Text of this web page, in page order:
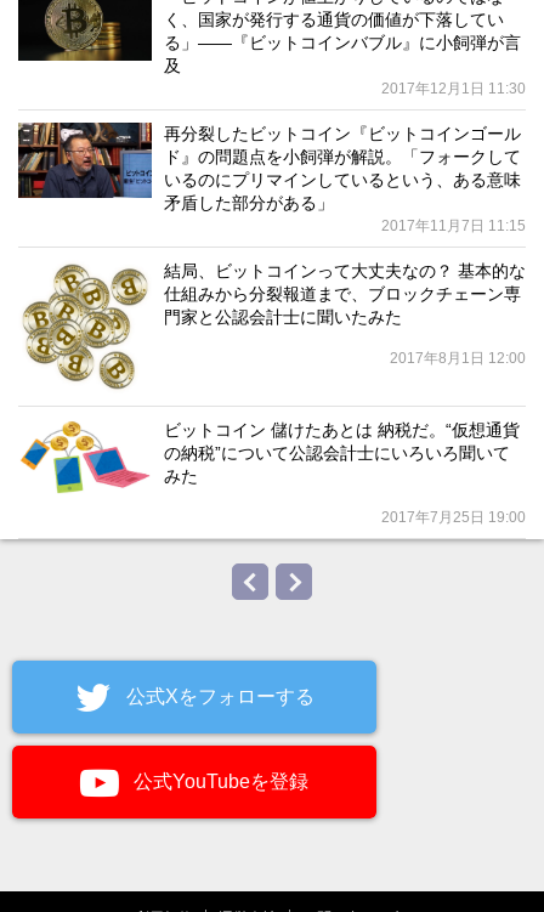
く、国家が発行する通貨の価値が下落してい
る」――『ビットコインバブル』に小飼弾が言
及
2017年12月1日 11:30
再分裂したビットコイン『ビットコインゴール
ド』の問題点を小飼弾が解説。「フォークして
いるのにプリマインしているという、ある意味
矛盾した部分がある」
2017年11月7日 11:15
結局、ビットコインって大丈夫なの？ 基本的な
仕組みから分裂報道まで、ブロックチェーン専
門家と公認会計士に聞いたみた
2017年8月1日 12:00
ビットコイン 儲けたあとは 納税だ。“仮想通貨
の納税”について公認会計士にいろいろ聞いて
みた
2017年7月25日 19:00
公式Xをフォローする
公式YouTubeを登録